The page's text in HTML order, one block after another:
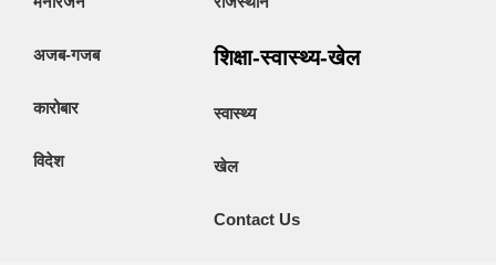
अजब-गजब
कारोबार
विदेश
शिक्षा-स्वास्थ्य-खेल
स्वास्थ्य
खेल
Contact Us